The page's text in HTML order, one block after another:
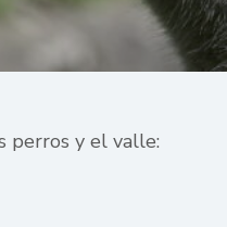
perros y el valle: